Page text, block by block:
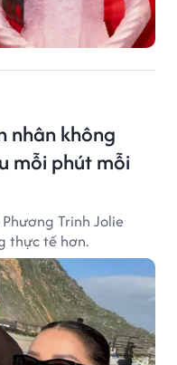
nhân không
mỗi phút mỗi
Trinh Jolie
thực tế hơn.